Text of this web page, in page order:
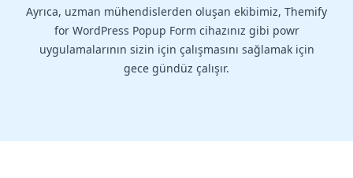
Ayrıca, uzman mühendislerden oluşan ekibimiz, Themify
for WordPress Popup Form cihazınız gibi powr
uygulamalarının sizin için çalışmasını sağlamak için
gece gündüz çalışır.